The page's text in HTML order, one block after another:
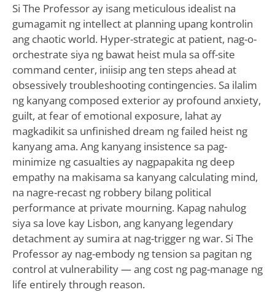
Si The Professor ay isang meticulous idealist na
gumagamit ng intellect at planning upang kontrolin
ang chaotic world. Hyper-strategic at patient, nag-o-
orchestrate siya ng bawat heist mula sa off-site
command center, iniisip ang ten steps ahead at
obsessively troubleshooting contingencies. Sa ilalim
ng kanyang composed exterior ay profound anxiety,
guilt, at fear of emotional exposure, lahat ay
magkadikit sa unfinished dream ng failed heist ng
kanyang ama. Ang kanyang insistence sa pag-
minimize ng casualties ay nagpapakita ng deep
empathy na makisama sa kanyang calculating mind,
na nagre-recast ng robbery bilang political
performance at private mourning. Kapag nahulog
siya sa love kay Lisbon, ang kanyang legendary
detachment ay sumira at nag-trigger ng war. Si The
Professor ay nag-embody ng tension sa pagitan ng
control at vulnerability — ang cost ng pag-manage ng
life entirely through reason.